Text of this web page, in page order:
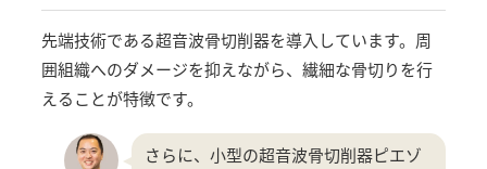
先端技術である超音波骨切削器を導入しています。周
囲組織へのダメージを抑えながら、繊細な骨切りを行
えることが特徴です。
さらに、小型の超音波骨切削器ピエゾ